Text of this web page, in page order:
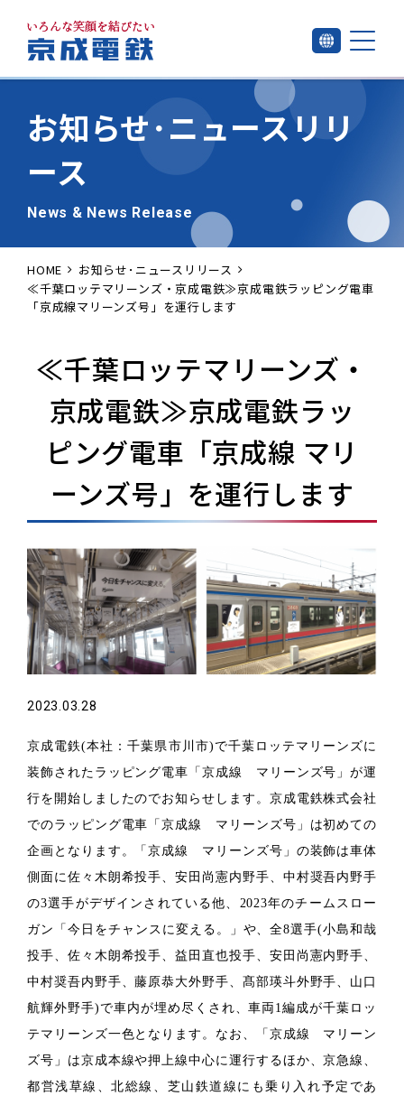
お知らせ･ニュースリリ
ース
News & News Release
HOME
お知らせ･ニュースリリース
≪千葉ロッテマリーンズ・京成電鉄≫京成電鉄ラッピング電車
「京成線マリーンズ号」を運行します
≪千葉ロッテマリーンズ・
京成電鉄≫京成電鉄ラッ
ピング電車「京成線 マリ
ーンズ号」を運行します
2023.03.28
京成電鉄(本社：千葉県市川市)で千葉ロッテマリーンズに
装飾されたラッピング電車「京成線 マリーンズ号」が運
行を開始しましたのでお知らせします。京成電鉄株式会社
でのラッピング電車「京成線 マリーンズ号」は初めての
企画となります。「京成線 マリーンズ号」の装飾は車体
側面に佐々木朗希投手、安田尚憲内野手、中村奨吾内野手
の3選手がデザインされている他、2023年のチームスロー
ガン「今日をチャンスに変える。」や、全8選手(小島和哉
投手、佐々木朗希投手、益田直也投手、安田尚憲内野手、
中村奨吾内野手、藤原恭大外野手、髙部瑛斗外野手、山口
航輝外野手)で車内が埋め尽くされ、車両1編成が千葉ロッ
テマリーンズ一色となります。なお、「京成線 マリーン
ズ号」は京成本線や押上線中心に運行するほか、京急線、
都営浅草線、北総線、芝山鉄道線にも乗り入れ予定であ